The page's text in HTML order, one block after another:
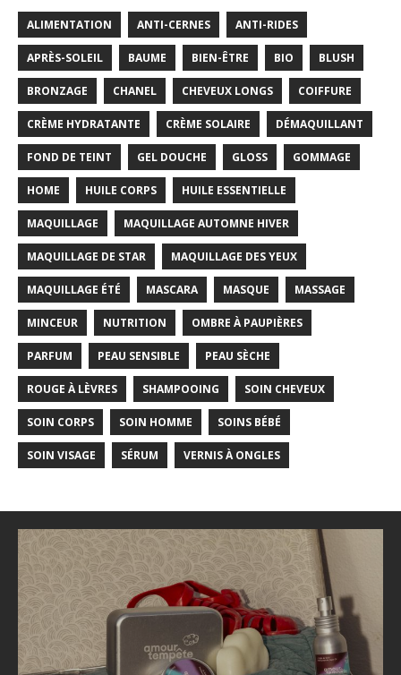
ALIMENTATION ANTI-CERNES ANTI-RIDES
APRÈS-SOLEIL BAUME BIEN-ÊTRE BIO BLUSH
BRONZAGE CHANEL CHEVEUX LONGS COIFFURE
CRÈME HYDRATANTE CRÈME SOLAIRE DÉMAQUILLANT
FOND DE TEINT GEL DOUCHE GLOSS GOMMAGE
HOME HUILE CORPS HUILE ESSENTIELLE
MAQUILLAGE MAQUILLAGE AUTOMNE HIVER
MAQUILLAGE DE STAR MAQUILLAGE DES YEUX
MAQUILLAGE ÉTÉ MASCARA MASQUE MASSAGE
MINCEUR NUTRITION OMBRE À PAUPIÈRES
PARFUM PEAU SENSIBLE PEAU SÈCHE
ROUGE À LÈVRES SHAMPOOING SOIN CHEVEUX
SOIN CORPS SOIN HOMME SOINS BÉBÉ
SOIN VISAGE SÉRUM VERNIS À ONGLES